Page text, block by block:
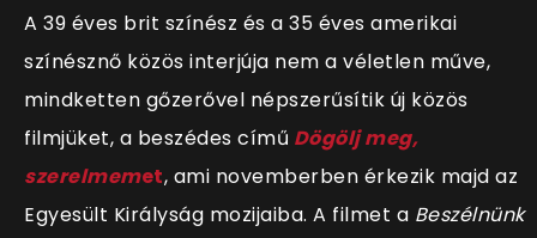
A 39 éves brit színész és a 35 éves amerikai
színésznő közös interjúja nem a véletlen műve,
mindketten gőzerővel népszerűsítik új közös
filmjüket, a beszédes című Dögölj meg,
szerelmemet, ami novemberben érkezik majd az
Egyesült Királyság mozijaiba. A filmet a Beszélnünk